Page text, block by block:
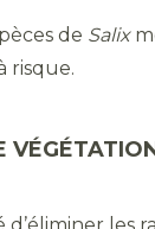
de Salix
risque.